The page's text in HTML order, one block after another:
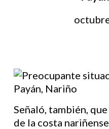
Señaló, también,
de la costa